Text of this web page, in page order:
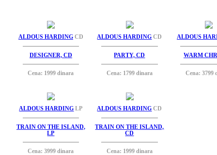
ALDOUS HARDING CD
DESIGNER, CD
Cena: 1999 dinara
ALDOUS HARDING CD
PARTY, CD
Cena: 1799 dinara
ALDOUS
WARM
Cena: 3799
ALDOUS HARDING LP
TRAIN ON THE ISLAND,
LP
Cena: 3999 dinara
ALDOUS HARDING CD
TRAIN ON THE ISLAND,
CD
Cena: 1999 dinara